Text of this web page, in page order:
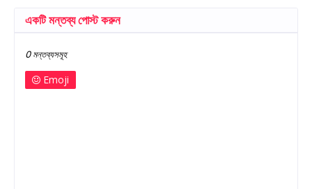
একটি মন্তব্য পোস্ট করুন
0 মন্তব্যসমূহ
Emoji